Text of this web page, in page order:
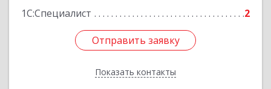
1С:Специалист
2
Отправить заявку
Показать контакты
Отправить заявку
Назад